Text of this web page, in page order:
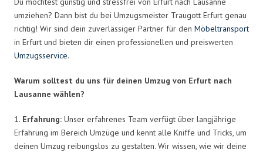
umziehen? Dann bist du bei Umzugsmeister Traugott Erfurt genau
richtig! Wir sind dein zuverlässiger Partner für den Möbeltransport
in Erfurt und bieten dir einen professionellen und preiswerten
Umzugsservice.
Warum solltest du uns für deinen Umzug von Erfurt nach
Lausanne wählen?
1. Erfahrung: Unser erfahrenes Team verfügt über langjährige
Erfahrung im Bereich Umzüge und kennt alle Kniffe und Tricks, um
deinen Umzug reibungslos zu gestalten. Wir wissen, wie wir deine